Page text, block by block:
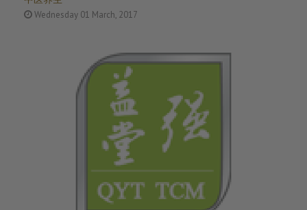
Wednesday 01 March, 2017